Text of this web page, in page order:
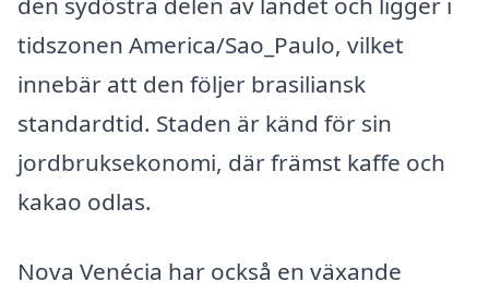
tidszonen America/Sao_Paulo, vilket
innebär att den följer brasiliansk
standardtid. Staden är känd för sin
jordbruksekonomi, där främst kaffe och
kakao odlas.
Nova Venécia har också en växande